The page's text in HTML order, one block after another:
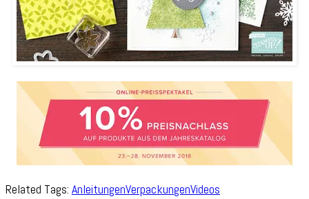
Related Tags: AnleitungenVerpackungenVideos